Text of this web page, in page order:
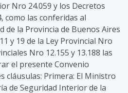
Nro 24.059 y los Decretos
como las conferidas al
de la Provincia de Buenos Aires
y 19 de la Ley Provincial Nro
Nro 12.155 y 13.188 las
el presente Convenio
cláusulas: Primera: El Ministro
de Seguridad Interior de la